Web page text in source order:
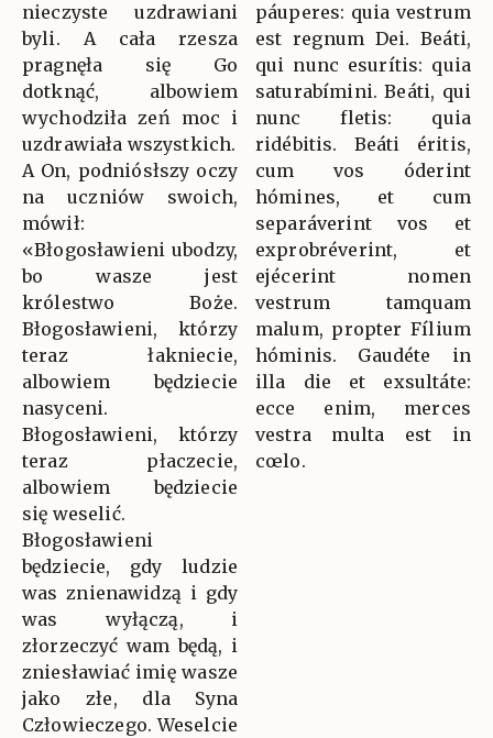
nieczyste uzdrawiani
byli. A cała rzesza
pragnęła się Go
dotknąć, albowiem
wychodziła zeń moc i
uzdrawiała wszystkich.
A On, podniósłszy oczy
na uczniów swoich,
mówił:
«Błogosławieni ubodzy,
bo wasze jest
królestwo Boże.
Błogosławieni, którzy
teraz łakniecie,
albowiem będziecie
nasyceni.
Błogosławieni, którzy
teraz płaczecie,
albowiem będziecie
się weselić.
Błogosławieni
będziecie, gdy ludzie
was znienawidzą i gdy
was wyłączą, i
złorzeczyć wam będą, i
zniesławiać imię wasze
jako złe, dla Syna
Człowieczego. Weselcie
páuperes: quia vestrum
est regnum Dei. Beáti,
qui nunc esurítis: quia
saturabímini. Beáti, qui
nunc fletis: quia
ridébitis. Beáti éritis,
cum vos óderint
hómines, et cum
separáverint vos et
exprobréverint, et
ejécerint nomen
vestrum tamquam
malum, propter Fílium
hóminis. Gaudéte in
illa die et exsultáte:
ecce enim, merces
vestra multa est in
cœlo.